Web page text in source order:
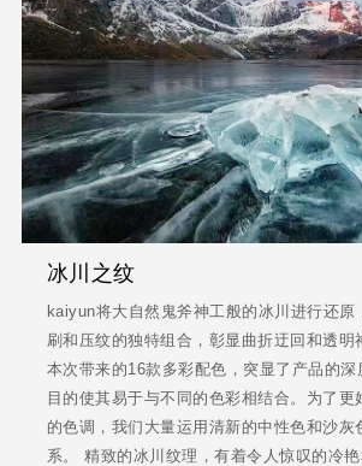
冰川之纹
kaiyun将大自然鬼斧神工般的冰川进行还原
刷和压纹的独特组合，彰显曲折迂回和透明
本次带来的16款多彩配色，突显了产品的深
目的使其易于与不同的色彩相结合。为了更
的色调，我们大量运用清新的中性色和沙灰
系。 精致的冰川纹理，有着令人惊叹的冷艳